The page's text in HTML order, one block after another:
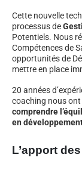
Cette nouvelle
processus de
Potentiels. Nous
Compétences de
opportunités de
mettre en place
20 années
coaching nous
comprendre
en
L’apport